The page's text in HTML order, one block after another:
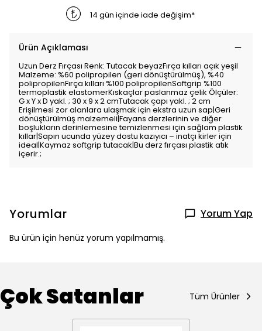
14 gün içinde iade değişim*
Ürün Açıklaması
Uzun Derz Fırçası Renk: Tutacak beyazFırça kılları açık yeşil
Malzeme: %60 polipropilen (geri dönüştürülmüş), %40
polipropilenFırça kılları %100 polipropilenSoftgrip %100
termoplastik elastomerKıskaçlar paslanmaz çelik Ölçüler:
G x Y x D yakl. ; 30 x 9 x 2 cmTutacak çapı yakl. ; 2 cm
Erişilmesi zor alanlara ulaşmak için ekstra uzun sap|Geri
dönüştürülmüş malzemeli|Fayans derzlerinin ve diğer
boşlukların derinlemesine temizlenmesi için sağlam plastik
kıllar|Sapın ucunda yüzey dostu kazıyıcı – inatçı kirler için
ideal|Kaymaz softgrip tutacak|Bu derz fırçası plastik atık
içerir.;
Yorumlar Yorum Yap
Bu ürün için henüz yorum yapılmamış.
Çok Satanlar Tüm Ürünler